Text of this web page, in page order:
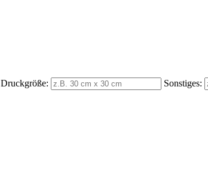
Druckgröße:
Sonstiges: